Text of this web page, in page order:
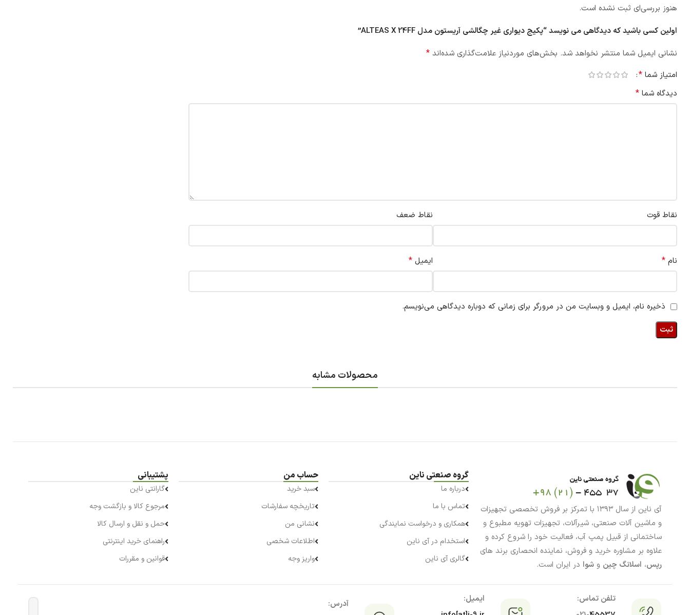
هنوز بررسی‌ای ثبت نشده است.
اولین کسی باشید که دیدگاهی می نویسد “پکیج دیواری غیر چگالشی آریستون مدل ALTEAS X 24FF”
نشانی ایمیل شما منتشر نخواهد شد. بخش‌های موردنیاز علامت‌گذاری شده‌اند *
امتیاز شما *
دیدگاه شما *
نقاط قوت نقاط ضعف
نام * ایمیل *
ذخیره نام، ایمیل و وبسایت من در مرورگر برای زمانی که دوباره دیدگاهی می‌نویسم.
محصولات مشابه
آی ناین از سال ۱۳۹۳ با تمرکز بر فروش تخصصی تجهیزات
و ماشین آلات صنعتی، شیرآلات، تجهیزات تهویه مطبوع و
ساختمانی از قبیل پمپ آب، فعالیت خود را شروع کرده و
علاوه بر مشاوره خرید و فروش، نماینده انحصاری برند های
رپس، اسلانگ چین و شوا در ایران است.
گروه صنعتی ناین
درباره ما
تماس با ما
همکاری و درخواست نمایندگی
استخدام در آی ناین
گالری آی ناین
حساب من
سبد خرید
تاریخچه سفارشات
نشانی من
اطلاعات شخصی
واریز وجه
پشتیبانی
گارانتی ناین
مرجوع کالا و بازگشت وجه
حمل و نقل و ارسال کالا
راهنمای خرید اینترنتی
قوانین و مقررات
تلفن تماس:
ایمیل:
آدرس: